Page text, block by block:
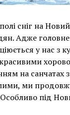
сніг на
Адже
у нас з
на санчатах з
ми
Особливо під